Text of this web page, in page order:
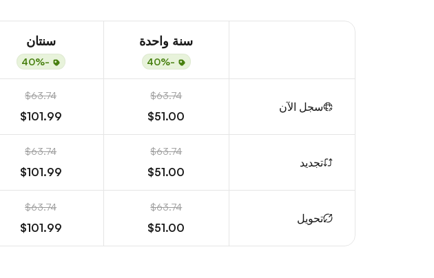
سنة واحدة
-40%
سنتان
-40%
سجل الآن
$63.74
$51.00
$63.74
$101.99
تجديد
$63.74
$51.00
$63.74
$101.99
تحويل
$63.74
$51.00
$63.74
$101.99